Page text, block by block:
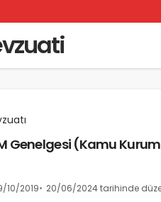
Genelgesi (Kamu
10/2019 20/06/2024 tarihinde